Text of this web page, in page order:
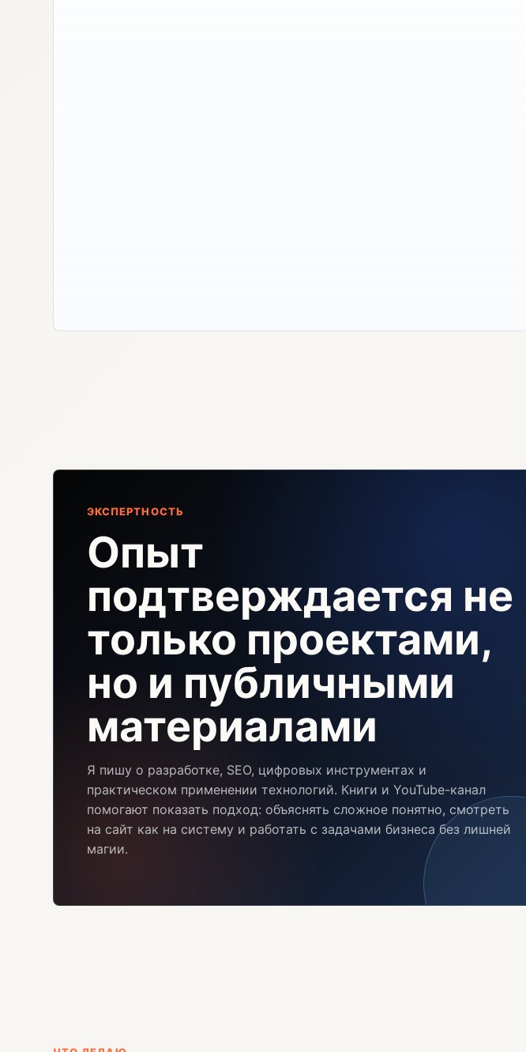
ЭКСПЕРТНОСТЬ
Опыт
подтверждается не
только проектами,
но и публичными
материалами
Я пишу о разработке, SEO, цифровых инструментах и
практическом применении технологий. Книги и YouTube-канал
помогают показать подход: объяснять сложное понятно, смотреть
на сайт как на систему и работать с задачами бизнеса без лишней
магии.